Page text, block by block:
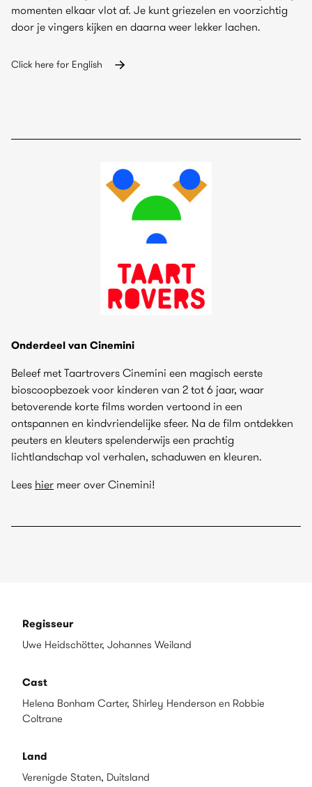
momenten elkaar vlot af. Je kunt griezelen en voorzichtig
door je vingers kijken en daarna weer lekker lachen.
Click here for English
Onderdeel van Cinemini
Beleef met Taartrovers Cinemini een magisch eerste
bioscoopbezoek voor kinderen van 2 tot 6 jaar, waar
betoverende korte films worden vertoond in een
ontspannen en kindvriendelijke sfeer. Na de film ontdekken
peuters en kleuters spelenderwijs een prachtig
lichtlandschap vol verhalen, schaduwen en kleuren.
Lees hier meer over Cinemini!
Regisseur
Uwe Heidschötter, Johannes Weiland
Cast
Helena Bonham Carter, Shirley Henderson en Robbie
Coltrane
Land
Verenigde Staten, Duitsland